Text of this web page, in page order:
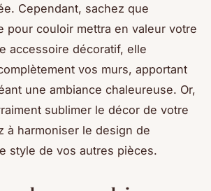
Cependant, sachez que
pour couloir mettra en valeur votre
accessoire décoratif, elle
vos murs, apportant
une ambiance chaleureuse. Or,
sublimer le décor de votre
à harmoniser le design de
style de vos autres pièces.